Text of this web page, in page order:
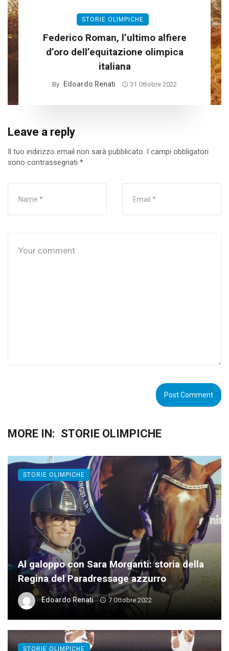
STORIE OLIMPICHE
Federico Roman, l’ultimo alfiere
d’oro dell’equitazione olimpica
italiana
By Edoardo Renati 31 Ottobre 2022
Leave a reply
Il tuo indirizzo email non sarà pubblicato. I campi obbligatori
sono contrassegnati *
MORE IN: STORIE OLIMPICHE
Al galoppo con Sara Morganti: storia della
Regina del Paradressage azzurro
Edoardo Renati 7 Ottobre 2022
STORIE OLIMPICHE
STORIE OLIMPICHE